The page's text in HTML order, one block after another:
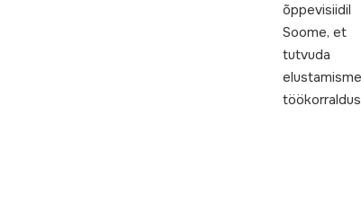
õppevisiidil
Soome, et
tutvuda